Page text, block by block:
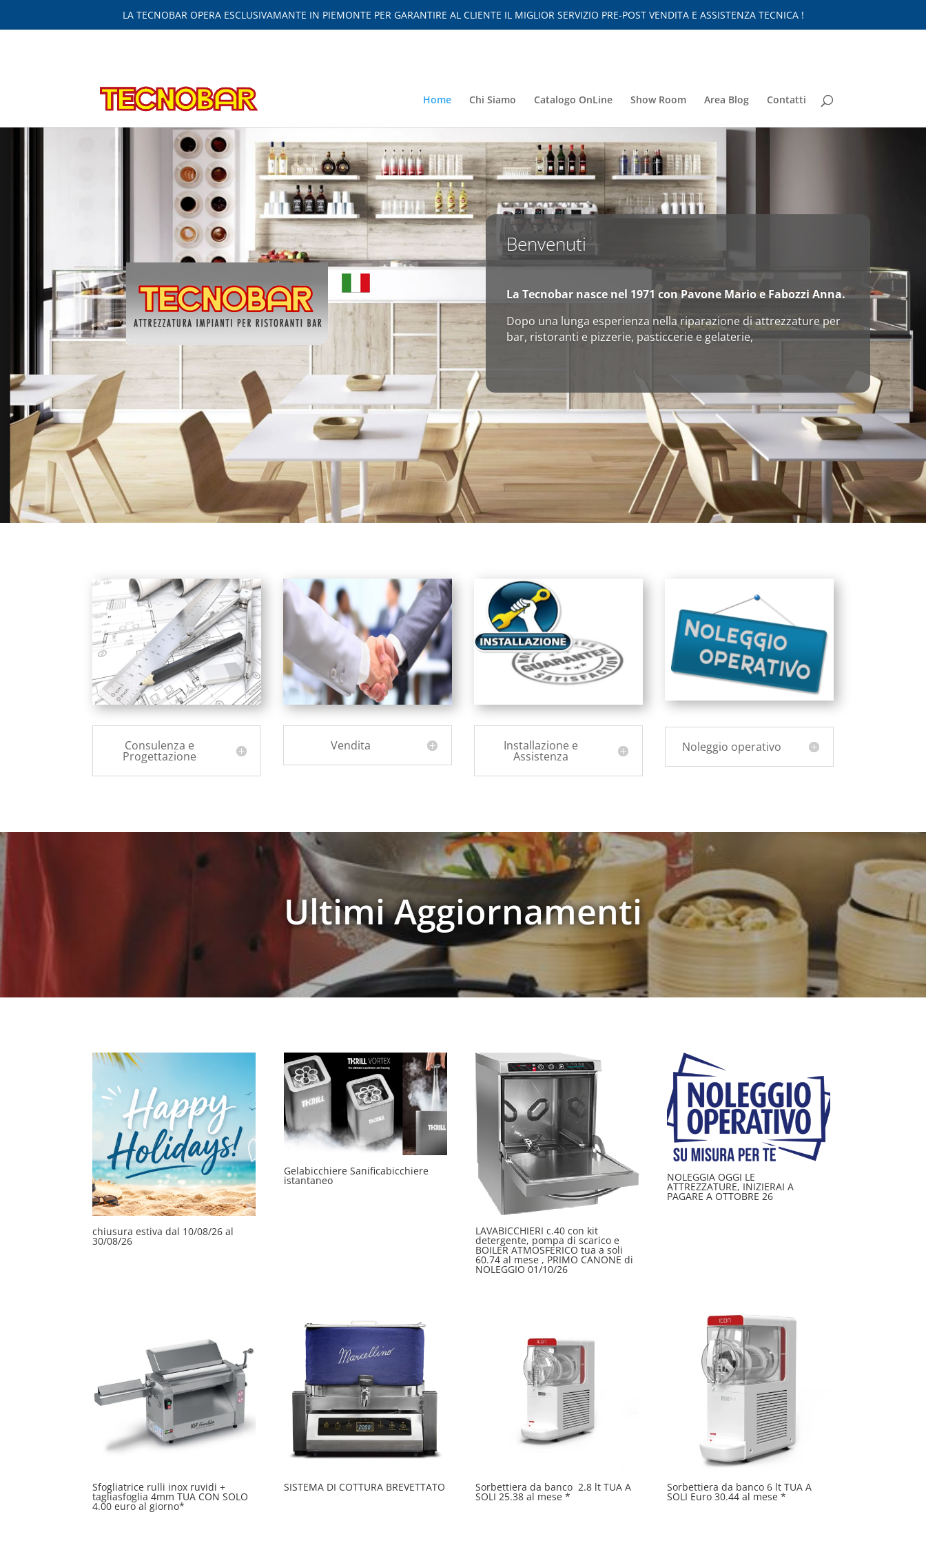
LA TECNOBAR OPERA ESCLUSIVAMANTE IN PIEMONTE PER GARANTIRE AL CLIENTE IL MIGLIOR SERVIZIO PRE-POST VENDITA E ASSISTENZA TECNICA !
Home Chi Siamo Catalogo OnLine Show Room Area Blog Contatti
Benvenuti
La Tecnobar nasce nel 1971 con Pavone Mario e Fabozzi Anna.
Dopo una lunga esperienza nella riparazione di attrezzature per
bar, ristoranti e pizzerie, pasticcerie e gelaterie,
Consulenza e
Progettazione
Vendita Installazione e
Assistenza
Noleggio operativo
Ultimi Aggiornamenti
chiusura estiva dal 10/08/26 al
30/08/26
Gelabicchiere Sanificabicchiere
istantaneo
LAVABICCHIERI c.40 con kit
detergente, pompa di scarico e
BOILER ATMOSFERICO tua a soli
60.74 al mese , PRIMO CANONE di
NOLEGGIO 01/10/26
NOLEGGIA OGGI LE
ATTREZZATURE, INIZIERAI A
PAGARE A OTTOBRE 26
Sfogliatrice rulli inox ruvidi +
tagliasfoglia 4mm TUA CON SOLO
4.00 euro al giorno*
SISTEMA DI COTTURA BREVETTATO Sorbettiera da banco 2.8 lt TUA A
SOLI 25.38 al mese *
Sorbettiera da banco 6 lt TUA A
SOLI Euro 30.44 al mese *